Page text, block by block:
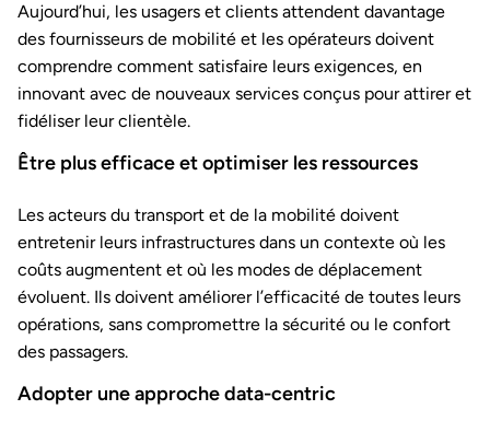
Aujourd’hui, les usagers et clients attendent davantage
des fournisseurs de mobilité et les opérateurs doivent
comprendre comment satisfaire leurs exigences, en
innovant avec de nouveaux services conçus pour attirer et
fidéliser leur clientèle.
Être plus efficace et optimiser les ressources
Les acteurs du transport et de la mobilité doivent
entretenir leurs infrastructures dans un contexte où les
coûts augmentent et où les modes de déplacement
évoluent. Ils doivent améliorer l’efficacité de toutes leurs
opérations, sans compromettre la sécurité ou le confort
des passagers.
Adopter une approche data-centric